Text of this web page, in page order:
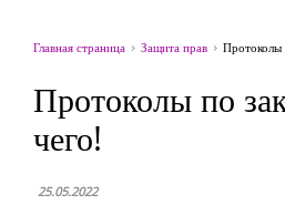
Главная страница Защита прав Протоколы
Протоколы по
чего!
25.05.2022